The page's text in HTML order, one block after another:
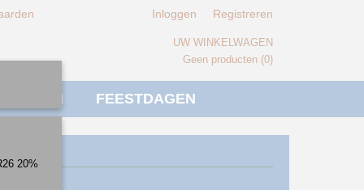
Inloggen Registreren
UW WINKELWAGEN
Geen producten (0)
FEESTDAGEN
20%